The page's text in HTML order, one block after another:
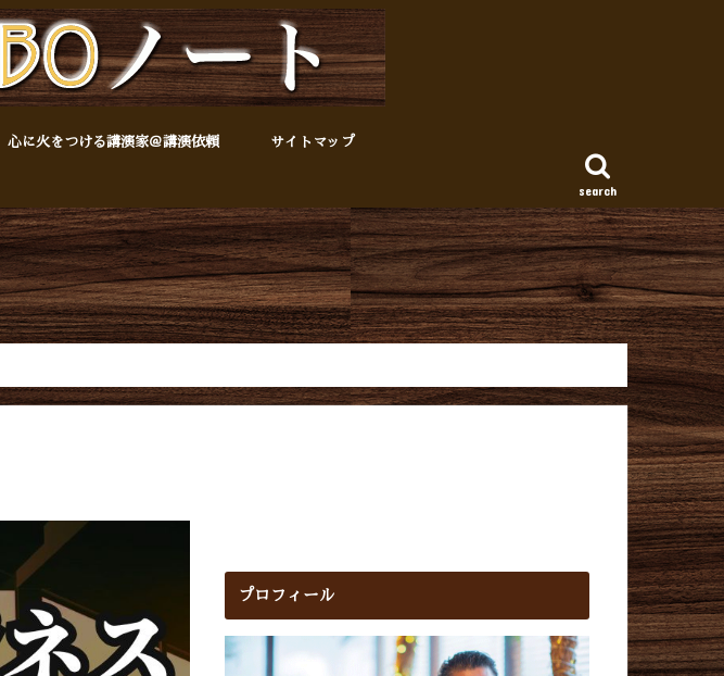
search
心に火をつける講演家＠講演依頼 サイトマップ
プロフィール